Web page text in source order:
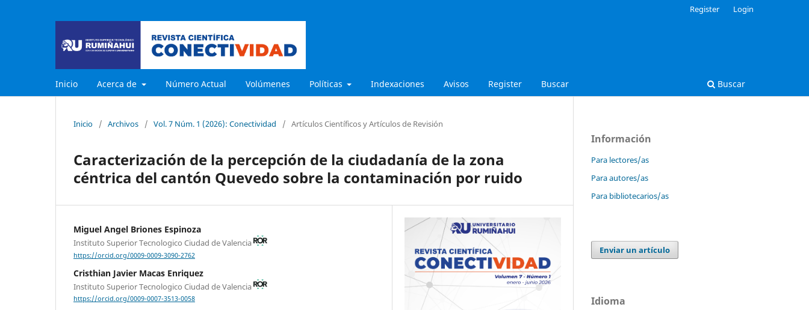
Inicio Acerca de Número Actual Volúmenes Políticas Indexaciones Avisos Register Buscar Buscar
Register Login
Inicio / Archivos / Vol. 7 Núm. 1 (2026): Conectividad / Artículos Científicos y Artículos de Revisión
Caracterización de la percepción de la ciudadanía de la zona
céntrica del cantón Quevedo sobre la contaminación por ruido
Miguel Angel Briones Espinoza
Instituto Superior Tecnologico Ciudad de Valencia
https://orcid.org/0009-0009-3090-2762
Cristhian Javier Macas Enriquez
Instituto Superior Tecnologico Ciudad de Valencia
https://orcid.org/0009-0007-3513-0058
Información
Para lectores/as
Para autores/as
Para bibliotecarios/as
Enviar un artículo
Idioma